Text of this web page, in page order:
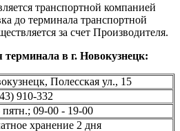
транспортной компанией
до терминала транспортной
за счет Производителя.
в г. Новокузнецк:
Полесская ул., 15
910-332
09-00 - 19-00
хранение 2 дня